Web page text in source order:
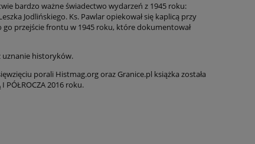
bardzo ważne świadectwo wydarzeń z 1945 roku:
Jodlińskiego. Ks. Pawlar opiekował się kaplicą przy
go przejście frontu w 1945 roku, które dokumentował
uznanie historyków.
porali Histmag.org oraz Granice.pl książka została
PÓŁROCZA 2016 roku.